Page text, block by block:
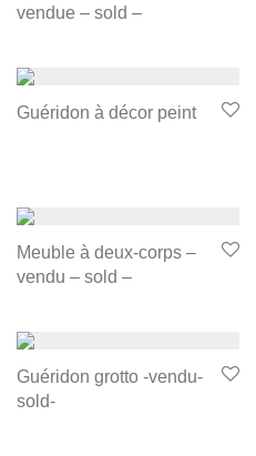
vendue – sold –
Guéridon à décor peint
Meuble à deux-corps –
vendu – sold –
Guéridon grotto -vendu-
sold-